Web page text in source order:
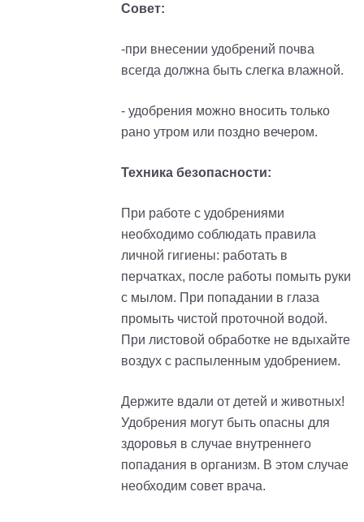
Совет:
-при внесении удобрений почва
всегда должна быть слегка влажной.
- удобрения можно вносить только
рано утром или поздно вечером.
Техника безопасности:
При работе с удобрениями
необходимо соблюдать правила
личной гигиены: работать в
перчатках, после работы помыть руки
с мылом. При попадании в глаза
промыть чистой проточной водой.
При листовой обработке не вдыхайте
воздух с распыленным удобрением.
Держите вдали от детей и животных!
Удобрения могут быть опасны для
здоровья в случае внутреннего
попадания в организм. В этом случае
необходим совет врача.